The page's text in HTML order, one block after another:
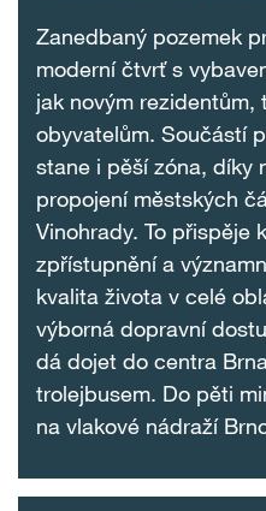
Zanedbaný pozemek
moderní čtvrť s
jak novým
obyvatelům. Součástí
stane i pěší zóna, díky
propojení městských
Vinohrady. To přispěje
zpřístupnění a
kvalita života v celé
výborná dopravní
dá dojet do centra
trolejbusem. Do pěti
na vlakové nádraží